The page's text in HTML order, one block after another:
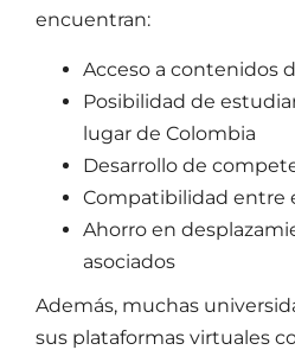
encuentran:
Acceso a contenidos
Posibilidad de
lugar de Colombia
Desarrollo de
Compatibilidad entre
Ahorro en
asociados
Además, muchas
sus plataformas virtuales